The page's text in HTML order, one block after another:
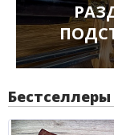
Бестселлеры